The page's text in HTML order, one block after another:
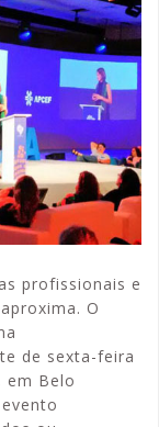
profissionais e
O
de sexta-feira
em Belo